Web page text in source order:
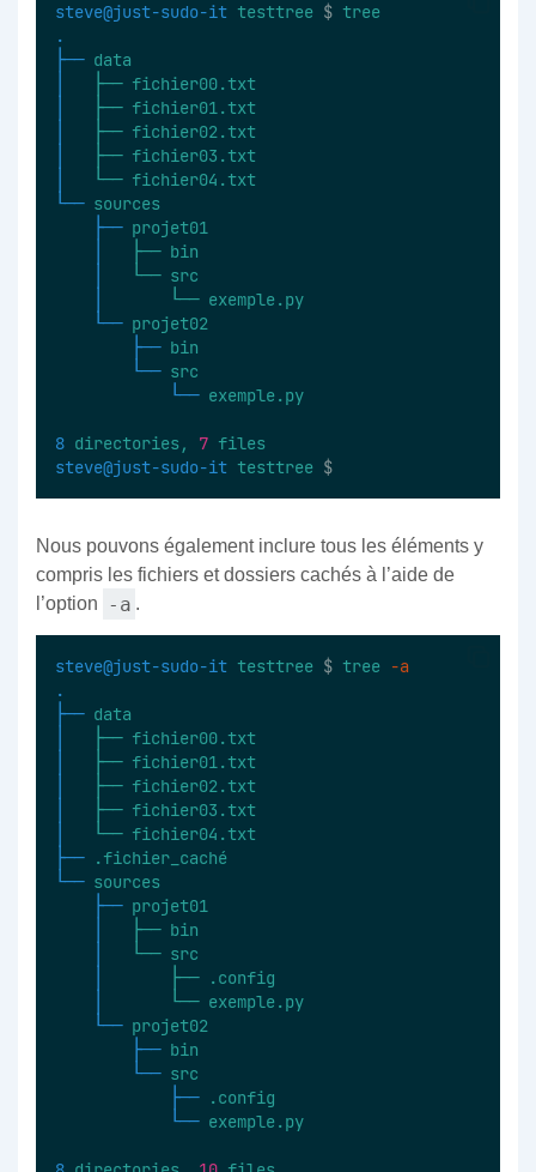
steve@just-sudo-it testtree $ tree
.
├── data
├── fichier00.txt
├── fichier01.txt
├── fichier02.txt
├── fichier03.txt
└── fichier04.txt
└── sources
├── projet01
├── bin
└── src
└── exemple.py
└── projet02
├── bin
└── src
└── exemple.py
8 directories, 7 files
steve@just-sudo-it testtree $
Nous pouvons également inclure tous les éléments y
compris les fichiers et dossiers cachés à l’aide de
l’option
-a .
steve@just-sudo-it testtree $ tree -a
.
├── data
├── fichier00.txt
├── fichier01.txt
├── fichier02.txt
├── fichier03.txt
└── fichier04.txt
├──
.fichier_caché
└── sources
├── projet01
├── bin
└── src
├──
.config
└── exemple.py
└── projet02
├── bin
└── src
├──
.config
└── exemple.py